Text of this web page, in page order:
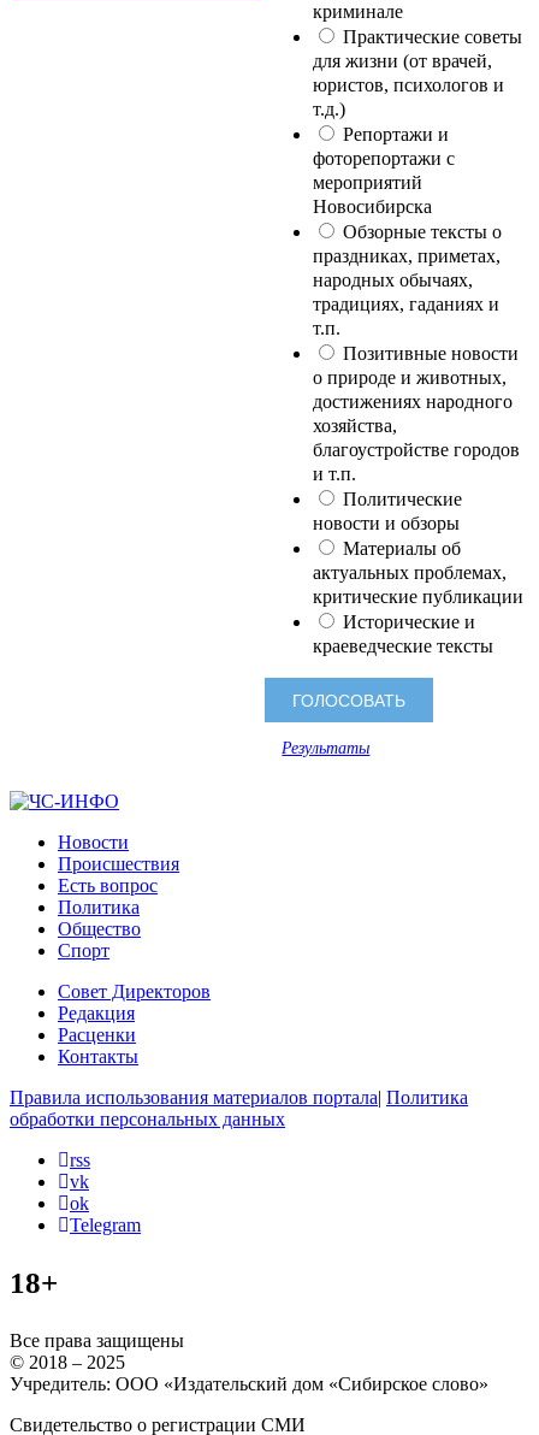
криминале
Практические советы
для жизни (от врачей,
юристов, психологов и
т.д.)
Репортажи и
фоторепортажи с
мероприятий
Новосибирска
Обзорные тексты о
праздниках, приметах,
народных обычаях,
традициях, гаданиях и
т.п.
Позитивные новости
о природе и животных,
достижениях народного
хозяйства,
благоустройстве городов
и т.п.
Политические
новости и обзоры
Материалы об
актуальных проблемах,
критические публикации
Исторические и
краеведческие тексты
Результаты
Новости
Происшествия
Есть вопрос
Политика
Общество
Спорт
Совет Директоров
Редакция
Расценки
Контакты
Правила использования материалов портала| Политика
обработки персональных данных
rss
vk
ok
Telegram
18+
Все права защищены
© 2018 – 2025
Учредитель: ООО «Издательский дом «Сибирское слово»
Свидетельство о регистрации СМИ